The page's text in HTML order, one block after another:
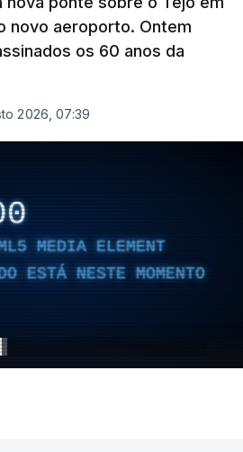
novo aeroporto. Ontem
os 60 anos da
2026, 07:39
MEDIA ELEMENT
ESTÁ NESTE MOMENTO